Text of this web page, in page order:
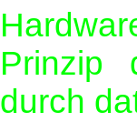
Prinzip
durch